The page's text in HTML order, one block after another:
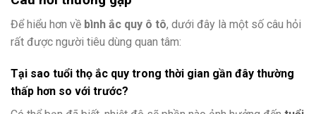
Để hiểu hơn về bình ắc quy ô tô, dưới đây là một số câu hỏi
rất được người tiêu dùng quan tâm:
Tại sao tuổi thọ ắc quy trong thời gian gần đây thường
thấp hơn so với trước?